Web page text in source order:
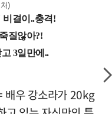
)
배우 강소라가 20kg